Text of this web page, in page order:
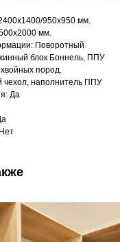
950х950 мм.
мм.
Поворотный
блок Боннель, ППУ
пород.
наполнитель ППУ
Да